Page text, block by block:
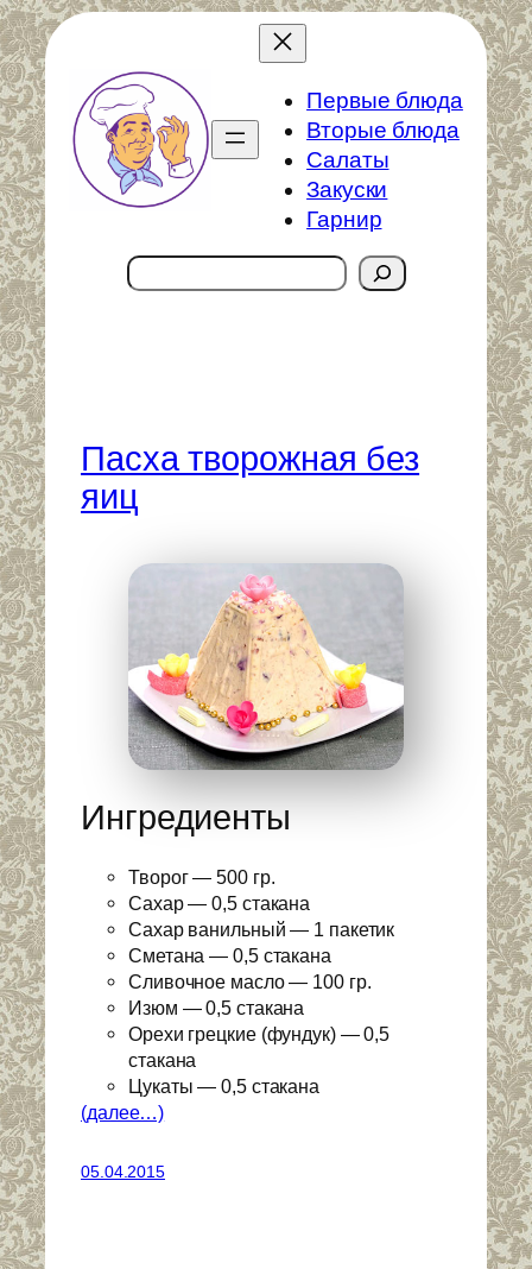
Перейти
к
содержимому
Первые блюда
Вторые блюда
Салаты
Закуски
Гарнир
Поиск
Пасха творожная без
яиц
Ингредиенты
Творог — 500 гр.
Сахар — 0,5 стакана
Сахар ванильный — 1 пакетик
Сметана — 0,5 стакана
Сливочное масло — 100 гр.
Изюм — 0,5 стакана
Орехи грецкие (фундук) — 0,5
стакана
Цукаты — 0,5 стакана
(далее…)
05.04.2015